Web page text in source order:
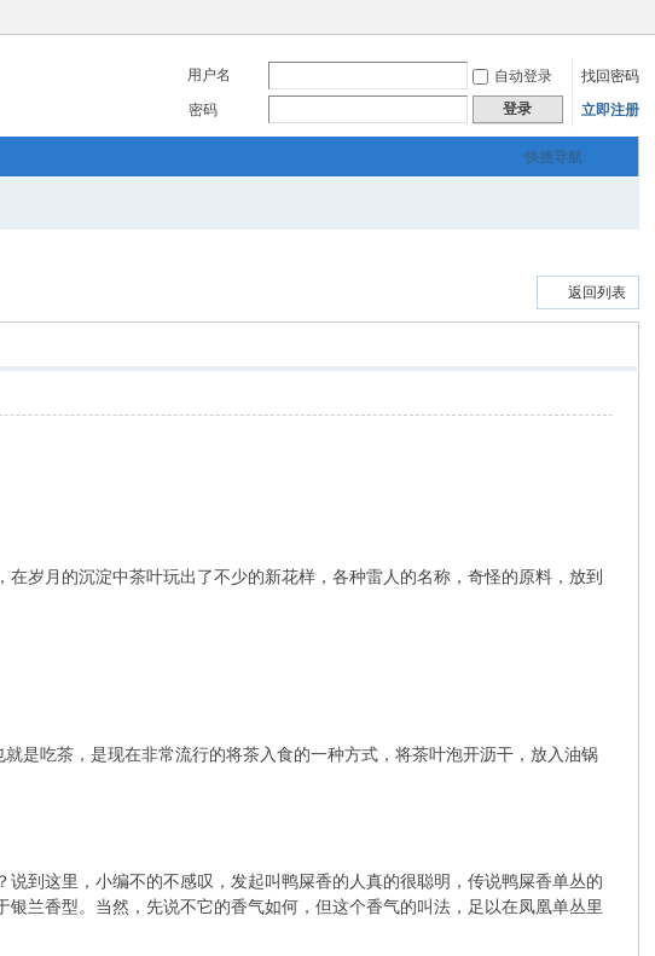
用户名 自动登录
找回密码
密码
登录 立即注册
快捷导航
返回列表
岁月的沉淀中茶叶玩出了不少的新花样，各种雷人的名称，奇怪的原料，放到
是吃茶，是现在非常流行的将茶入食的一种方式，将茶叶泡开沥干，放入油锅
到这里，小编不的不感叹，发起叫鸭屎香的人真的很聪明，传说鸭屎香单丛的
兰香型。当然，先说不它的香气如何，但这个香气的叫法，足以在凤凰单丛里